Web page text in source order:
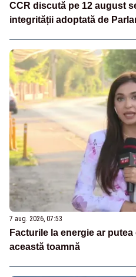
CCR discută pe 12 august
integrității adoptată de
7 aug. 2026, 07:53
Facturile la energie ar
această toamnă